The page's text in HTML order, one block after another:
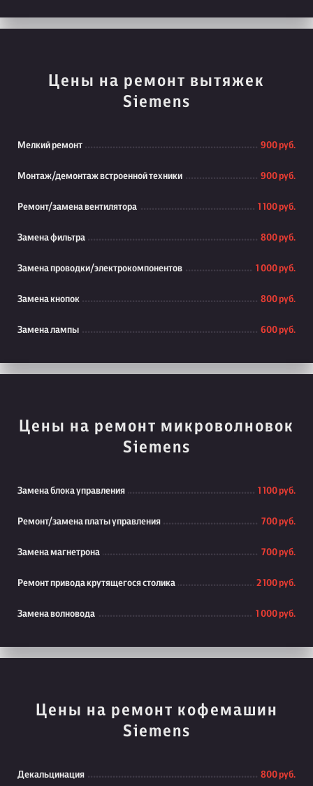
Цены на ремонт вытяжек
Siemens
Мелкий ремонт 900 руб.
Монтаж/демонтаж встроенной техники 900 руб.
Ремонт/замена вентилятора 1 100 руб.
Замена фильтра 800 руб.
Замена проводки/электрокомпонентов 1 000 руб.
Замена кнопок 800 руб.
Замена лампы 600 руб.
Цены на ремонт микроволновок
Siemens
Замена блока управления 1 100 руб.
Ремонт/замена платы управления 700 руб.
Замена магнетрона 700 руб.
Ремонт привода крутящегося столика 2 100 руб.
Замена волновода 1 000 руб.
Цены на ремонт кофемашин
Siemens
Декальцинация 800 руб.